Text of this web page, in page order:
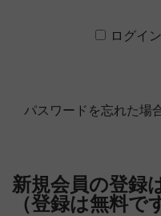
ログイ
パスワードを忘れた場
新規会員の登録
（登録は無料で